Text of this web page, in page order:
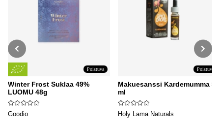
Poistuva
Winter Frost Suklaa 49%
LUOMU 48g
Goodio
Poistuva
Makuesanssi Kardemumma 5
ml
Holy Lama Naturals